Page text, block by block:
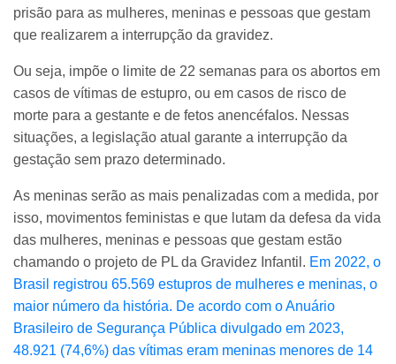
prisão para as mulheres, meninas e pessoas que gestam
que realizarem a interrupção da gravidez.
Ou seja, impõe o limite de 22 semanas para os abortos em
casos de vítimas de estupro, ou em casos de risco de
morte para a gestante e de fetos anencéfalos. Nessas
situações, a legislação atual garante a interrupção da
gestação sem prazo determinado.
As meninas serão as mais penalizadas com a medida, por
isso, movimentos feministas e que lutam da defesa da vida
das mulheres, meninas e pessoas que gestam estão
chamando o projeto de PL da Gravidez Infantil. Em 2022, o
Brasil registrou 65.569 estupros de mulheres e meninas, o
maior número da história. De acordo com o Anuário
Brasileiro de Segurança Pública divulgado em 2023,
48.921 (74,6%) das vítimas eram meninas menores de 14